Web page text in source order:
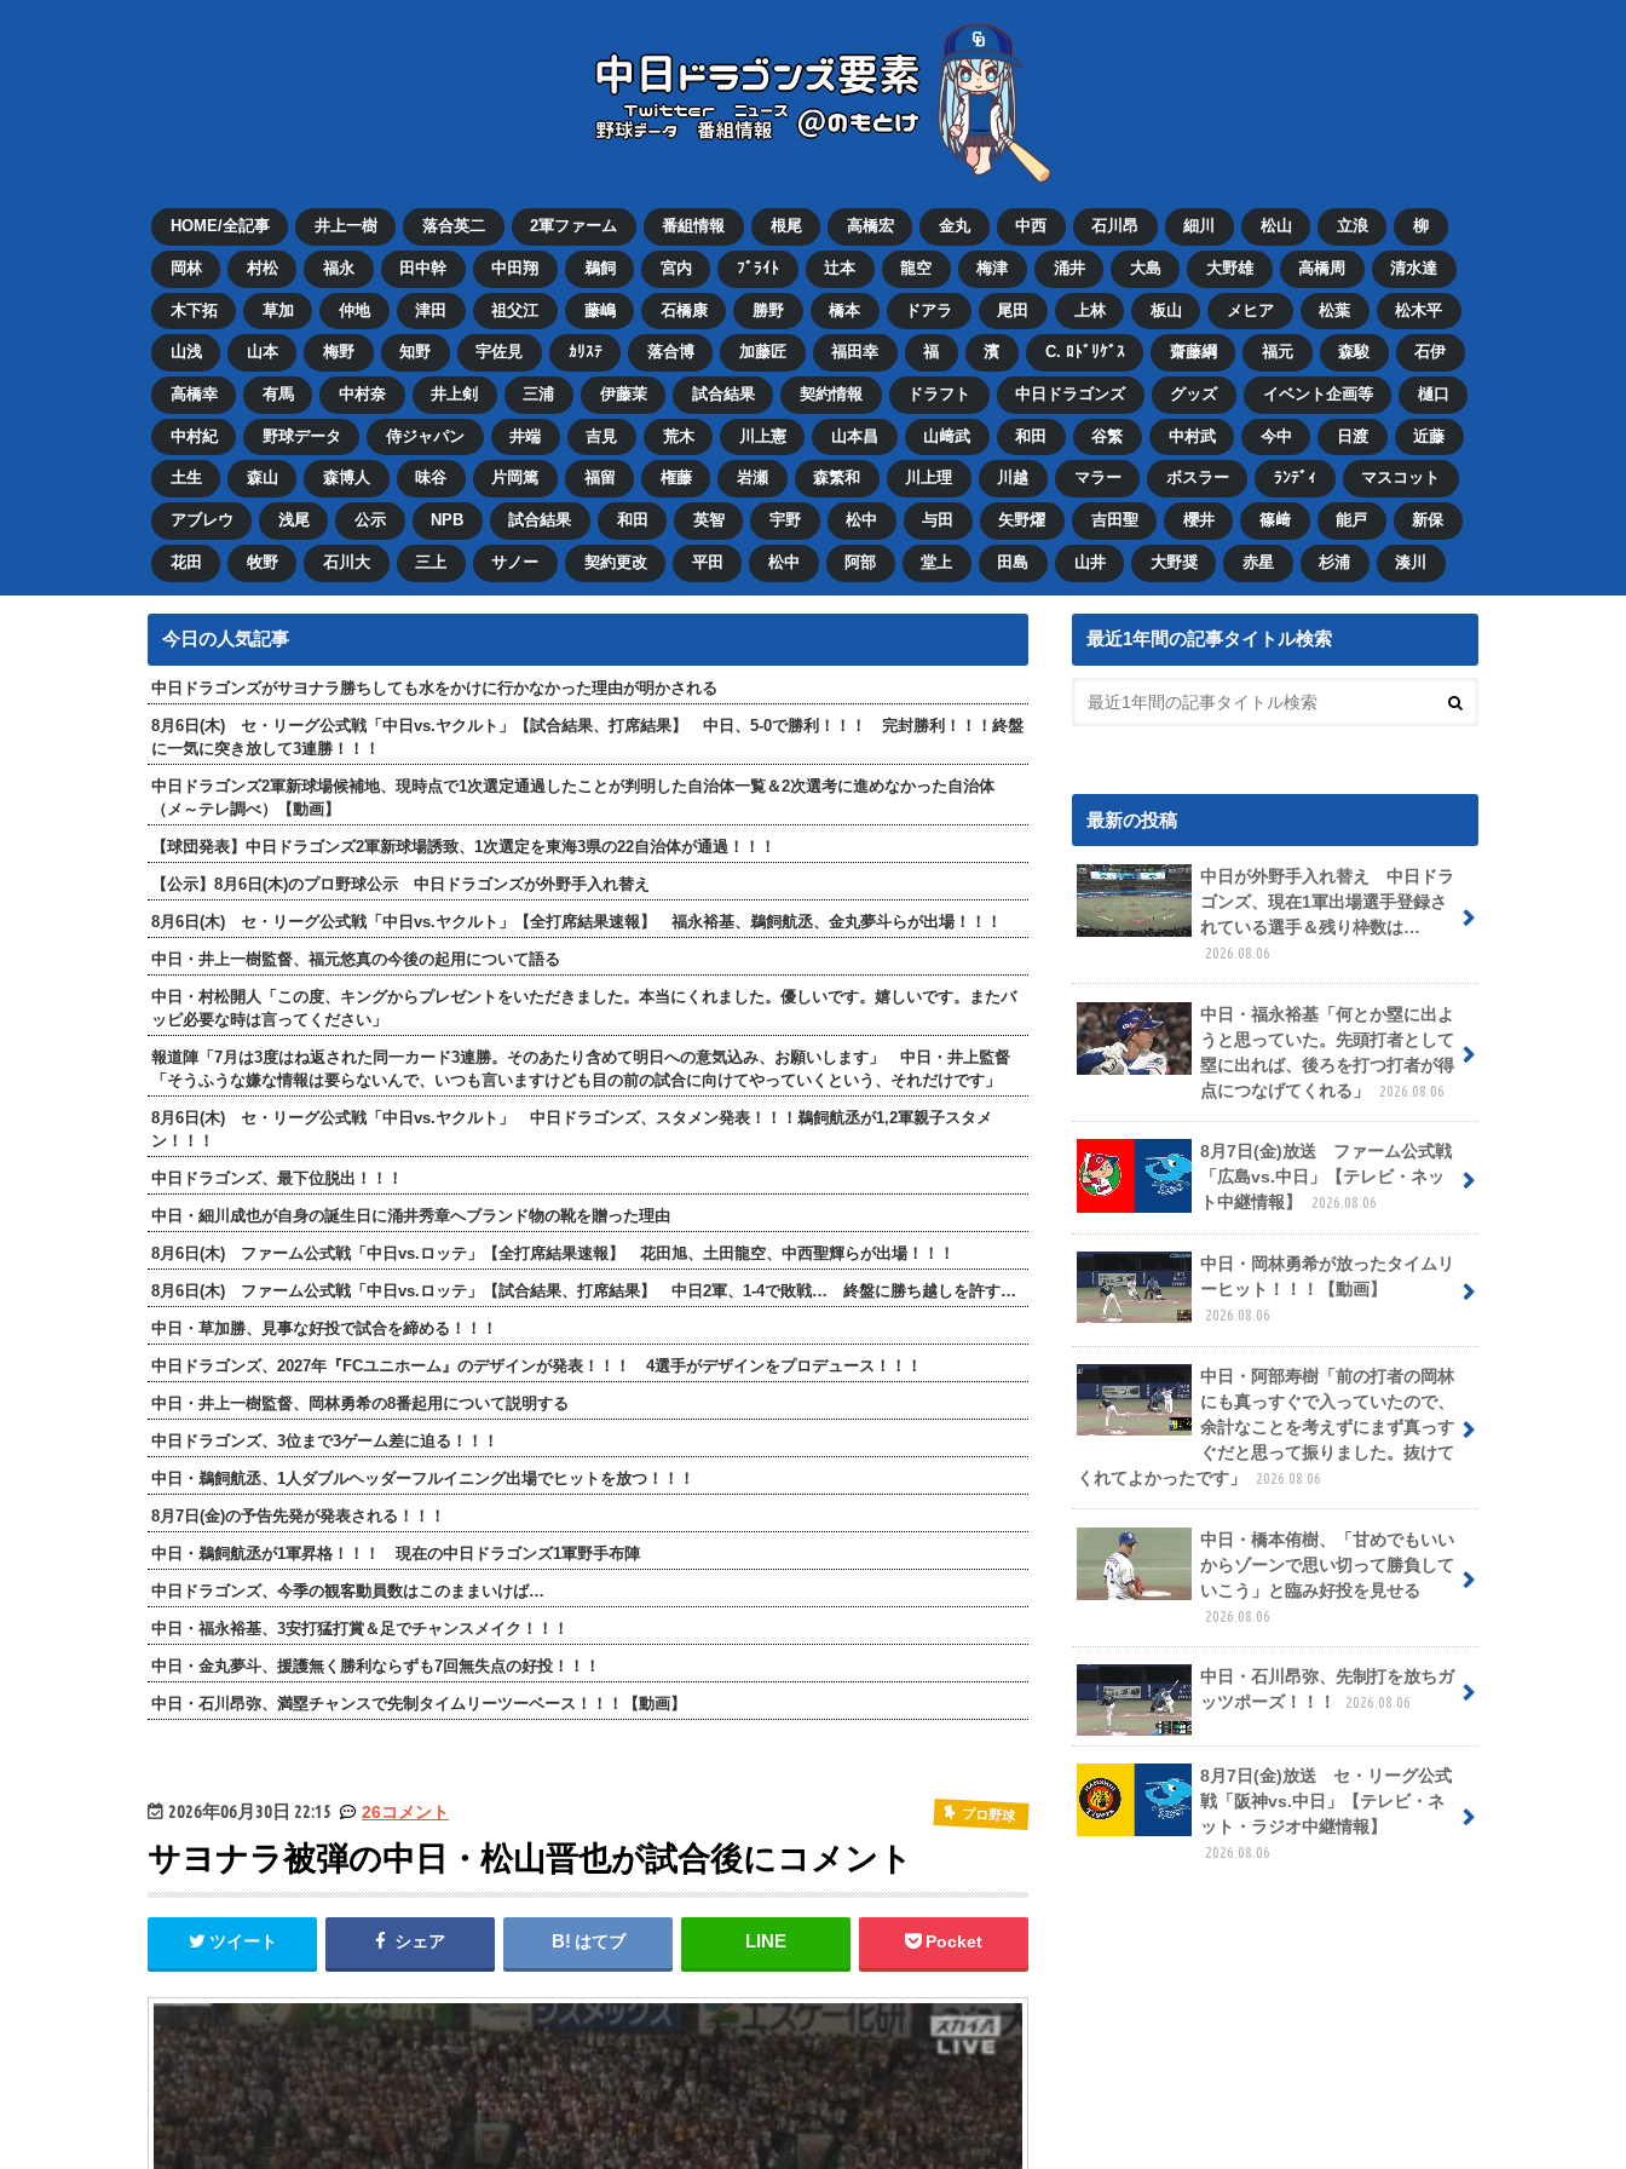
HOME/全記事 井上一樹 落合英二 2軍ファーム 番組情報 根尾 高橋宏 金丸 中西 石川昂 細川 松山 立浪 柳
岡林 村松 福永 田中幹 中田翔 鵜飼 宮内 ﾌﾞﾗｲﾄ 辻本 龍空 梅津 涌井 大島 大野雄 高橋周 清水達
木下拓 草加 仲地 津田 祖父江 藤嶋 石橋康 勝野 橋本 ドアラ 尾田 上林 板山 メヒア 松葉 松木平
山浅 山本 梅野 知野 宇佐見 ｶﾘｽﾃ 落合博 加藤匠 福田幸 福 濱 C. ﾛﾄﾞﾘｹﾞｽ 齋藤綱 福元 森駿 石伊
高橋幸 有馬 中村奈 井上剣 三浦 伊藤茉 試合結果 契約情報 ドラフト 中日ドラゴンズ グッズ イベント企画等 樋口
中村紀 野球データ 侍ジャパン 井端 吉見 荒木 川上憲 山本昌 山﨑武 和田 谷繁 中村武 今中 日渡 近藤
土生 森山 森博人 味谷 片岡篤 福留 権藤 岩瀬 森繁和 川上理 川越 マラー ボスラー ﾗﾝﾃﾞｨ マスコット
アブレウ 浅尾 公示 NPB 試合結果 和田 英智 宇野 松中 与田 矢野燿 吉田聖 櫻井 篠﨑 能戸 新保
花田 牧野 石川大 三上 サノー 契約更改 平田 松中 阿部 堂上 田島 山井 大野奨 赤星 杉浦 湊川
今日の人気記事
中日ドラゴンズがサヨナラ勝ちしても水をかけに行かなかった理由が明かされる
8月6日(木) セ・リーグ公式戦「中日vs.ヤクルト」【試合結果、打席結果】 中日、5-0で勝利！！！ 完封勝利！！！終盤
に一気に突き放して3連勝！！！
中日ドラゴンズ2軍新球場候補地、現時点で1次選定通過したことが判明した自治体一覧＆2次選考に進めなかった自治体
（メ～テレ調べ）【動画】
【球団発表】中日ドラゴンズ2軍新球場誘致、1次選定を東海3県の22自治体が通過！！！
【公示】8月6日(木)のプロ野球公示 中日ドラゴンズが外野手入れ替え
8月6日(木) セ・リーグ公式戦「中日vs.ヤクルト」【全打席結果速報】 福永裕基、鵜飼航丞、金丸夢斗らが出場！！！
中日・井上一樹監督、福元悠真の今後の起用について語る
中日・村松開人「この度、キングからプレゼントをいただきました。本当にくれました。優しいです。嬉しいです。またバ
ッピ必要な時は言ってください」
報道陣「7月は3度はね返された同一カード3連勝。そのあたり含めて明日への意気込み、お願いします」 中日・井上監督
「そうふうな嫌な情報は要らないんで、いつも言いますけども目の前の試合に向けてやっていくという、それだけです」
8月6日(木) セ・リーグ公式戦「中日vs.ヤクルト」 中日ドラゴンズ、スタメン発表！！！鵜飼航丞が1,2軍親子スタメ
ン！！！
中日ドラゴンズ、最下位脱出！！！
中日・細川成也が自身の誕生日に涌井秀章へブランド物の靴を贈った理由
8月6日(木) ファーム公式戦「中日vs.ロッテ」【全打席結果速報】 花田旭、土田龍空、中西聖輝らが出場！！！
8月6日(木) ファーム公式戦「中日vs.ロッテ」【試合結果、打席結果】 中日2軍、1-4で敗戦… 終盤に勝ち越しを許す…
中日・草加勝、見事な好投で試合を締める！！！
中日ドラゴンズ、2027年『FCユニホーム』のデザインが発表！！！ 4選手がデザインをプロデュース！！！
中日・井上一樹監督、岡林勇希の8番起用について説明する
中日ドラゴンズ、3位まで3ゲーム差に迫る！！！
中日・鵜飼航丞、1人ダブルヘッダーフルイニング出場でヒットを放つ！！！
8月7日(金)の予告先発が発表される！！！
中日・鵜飼航丞が1軍昇格！！！ 現在の中日ドラゴンズ1軍野手布陣
中日ドラゴンズ、今季の観客動員数はこのままいけば…
中日・福永裕基、3安打猛打賞＆足でチャンスメイク！！！
中日・金丸夢斗、援護無く勝利ならずも7回無失点の好投！！！
中日・石川昂弥、満塁チャンスで先制タイムリーツーベース！！！【動画】
2026年06月30日 22:15 26コメント プロ野球
サヨナラ被弾の中日・松山晋也が試合後にコメント
ツイート シェア はてブ Pocket
最近1年間の記事タイトル検索
最新の投稿
中日が外野手入れ替え 中日ドラ
ゴンズ、現在1軍出場選手登録さ
れている選手＆残り枠数は…
2026.08.06
中日・福永裕基「何とか塁に出よ
うと思っていた。先頭打者として
塁に出れば、後ろを打つ打者が得
点につなげてくれる」
2026.08.06
8月7日(金)放送 ファーム公式戦
「広島vs.中日」【テレビ・ネッ
ト中継情報】
2026.08.06
中日・岡林勇希が放ったタイムリ
ーヒット！！！【動画】
2026.08.06
中日・阿部寿樹「前の打者の岡林
にも真っすぐで入っていたので、
余計なことを考えずにまず真っす
ぐだと思って振りました。抜けて
くれてよかったです」
2026.08.06
中日・橋本侑樹、「甘めでもいい
からゾーンで思い切って勝負して
いこう」と臨み好投を見せる
2026.08.06
中日・石川昂弥、先制打を放ちガ
ッツポーズ！！！
2026.08.06
8月7日(金)放送 セ・リーグ公式
戦「阪神vs.中日」【テレビ・ネ
ット・ラジオ中継情報】
2026.08.06